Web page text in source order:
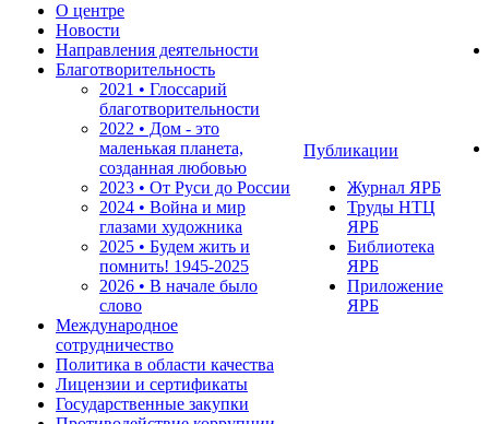
О центре
Новости
Направления деятельности
Благотворительность
2021 • Глоссарий
благотворительности
2022 • Дом - это
маленькая планета,
созданная любовью
2023 • От Руси до России
2024 • Война и мир
глазами художника
2025 • Будем жить и
помнить! 1945-2025
2026 • В начале было
слово
Международное
сотрудничество
Политика в области качества
Лицензии и сертификаты
Государственные закупки
Публикации
Журнал ЯРБ
Труды НТЦ
ЯРБ
Библиотека
ЯРБ
Приложение
ЯРБ